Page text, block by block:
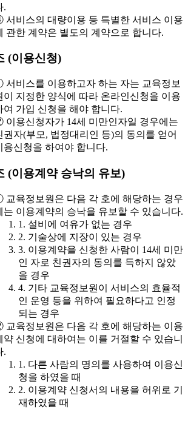
.
서비스의 대량이용 등 특별한 서비스 이용
관한 계약은 별도의 계약으로 합니다.
(이용신청)
서비스를 이용하고자 하는 자는 교육정보
이 지정한 양식에 따라 온라인신청을 이용
여 가입 신청을 해야 합니다.
이용신청자가 14세 미만인자일 경우에는
권자(부모, 법정대리인 등)의 동의를 얻어
용신청을 하여야 합니다.
(이용계약 승낙의 유보)
교육정보원은 다음 각 호에 해당하는 경우
는 이용계약의 승낙을 유보할 수 있습니다.
1. 설비에 여유가 없는 경우
2. 기술상에 지장이 있는 경우
3. 이용계약을 신청한 사람이 14세 미만
인 자로 친권자의 동의를 득하지 않았
을 경우
4. 기타 교육정보원이 서비스의 효율적
인 운영 등을 위하여 필요하다고 인정
되는 경우
교육정보원은 다음 각 호에 해당하는 이용
약 신청에 대하여는 이를 거절할 수 있습니
.
1. 다른 사람의 명의를 사용하여 이용신
청을 하였을 때
2. 이용계약 신청서의 내용을 허위로 기
재하였을 때